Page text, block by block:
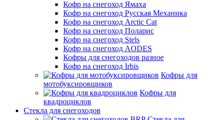
Кофр на снегоход Ямаха
Кофр на снегоход Русская Механика
Кофр на снегоход Arctic Cat
Кофр на снегоход Поларис
Кофр на снегоход Stels
Кофр на снегоход AODES
Кофры для снегоходов разное
Кофр на снегоход Irbis
Кофры для
мотобуксировщиков
Кофры для
квадроциклов
Стекла для снегоходов